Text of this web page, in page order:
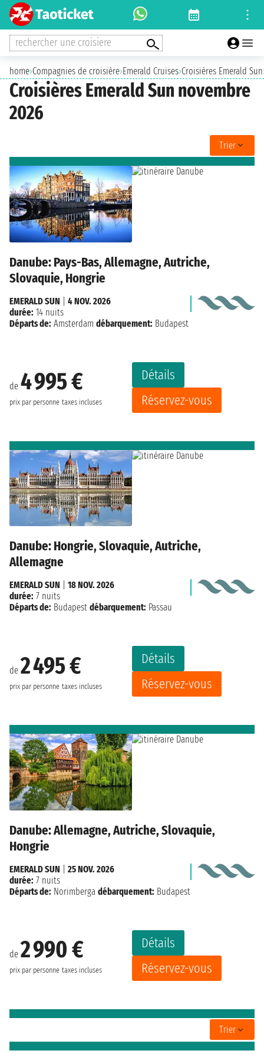
rechercher une croisiere
home›Compagnies de croisière›Emerald Cruises›Croisières Emerald Sun
Croisières Emerald Sun novembre
2026
Trier
Danube: Pays-Bas, Allemagne, Autriche,
Slovaquie, Hongrie
de 4 995 €
prix par personne taxes incluses
Détails
Réservez-vous
EMERALD SUN
4 NOV. 2026
durée: 14 nuits
Départs de: Amsterdam débarquement: Budapest
Danube: Hongrie, Slovaquie, Autriche,
Allemagne
de 2 495 €
prix par personne taxes incluses
Détails
Réservez-vous
EMERALD SUN
18 NOV. 2026
durée: 7 nuits
Départs de: Budapest débarquement: Passau
Danube: Allemagne, Autriche, Slovaquie,
Hongrie
de 2 990 €
prix par personne taxes incluses
Détails
Réservez-vous
EMERALD SUN
25 NOV. 2026
durée: 7 nuits
Départs de: Norimberga débarquement: Budapest
Trier